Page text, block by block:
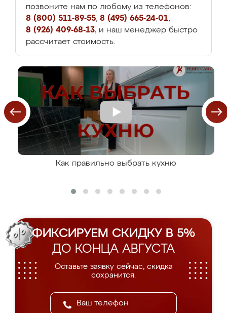
позвоните нам по любому из телефонов:
8 (800) 511-89-55, 8 (495) 665-24-01,
8 (926) 409-68-13, и наш менеджер быстро
рассчитает стоимость.
Как правильно выбрать кухню
ФИКСИРУЕМ СКИДКУ В 5%
ДО КОНЦА АВГУСТА
Оставьте заявку сейчас, скидка
сохранится.